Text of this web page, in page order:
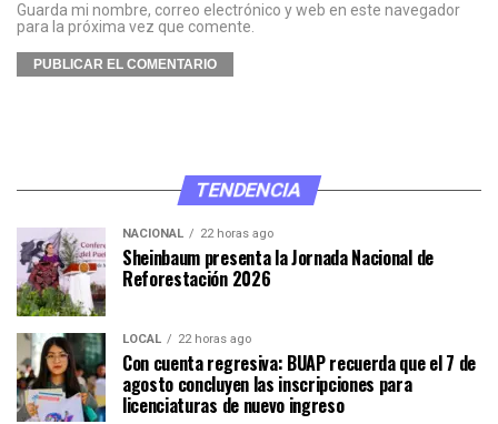
Guarda mi nombre, correo electrónico y web en este navegador
para la próxima vez que comente.
TENDENCIA
NACIONAL 22 horas ago
Sheinbaum presenta la Jornada Nacional de
Reforestación 2026
LOCAL 22 horas ago
Con cuenta regresiva: BUAP recuerda que el 7 de
agosto concluyen las inscripciones para
licenciaturas de nuevo ingreso